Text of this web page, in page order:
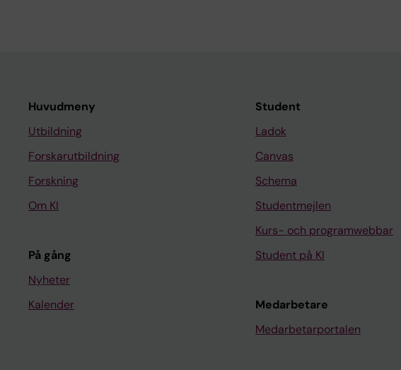
Huvudmeny
Utbildning
Forskarutbildning
Forskning
Om KI
På gång
Nyheter
Kalender
Student
Ladok
Canvas
Schema
Studentmejlen
Kurs- och programwebbar
Student på KI
Medarbetare
Medarbetarportalen